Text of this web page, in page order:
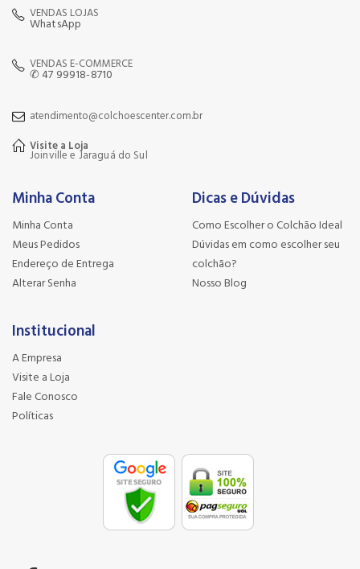
VENDAS LOJAS
WhatsApp
VENDAS E-COMMERCE
✆ 47 99918-8710
atendimento@colchoescenter.com.br
Visite a Loja
Joinville e Jaraguá do Sul
Minha Conta
Minha Conta
Meus Pedidos
Endereço de Entrega
Alterar Senha
Dicas e Dúvidas
Como Escolher o Colchão Ideal
Dúvidas em como escolher seu
colchão?
Nosso Blog
Institucional
A Empresa
Visite a Loja
Fale Conosco
Políticas